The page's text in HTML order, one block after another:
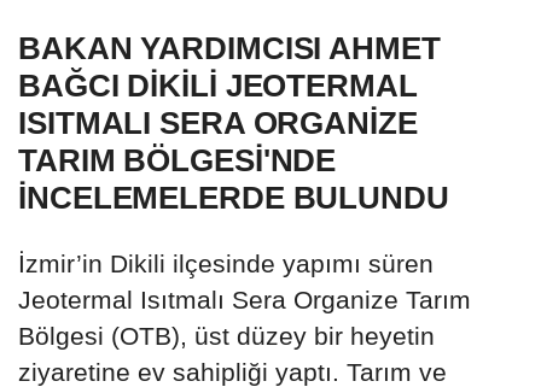
BAKAN YARDIMCISI AHMET
BAĞCI DİKİLİ JEOTERMAL
ISITMALI SERA ORGANİZE
TARIM BÖLGESİ'NDE
İNCELEMELERDE BULUNDU
İzmir’in Dikili ilçesinde yapımı süren
Jeotermal Isıtmalı Sera Organize Tarım
Bölgesi (OTB), üst düzey bir heyetin
ziyaretine ev sahipliği yaptı. Tarım ve